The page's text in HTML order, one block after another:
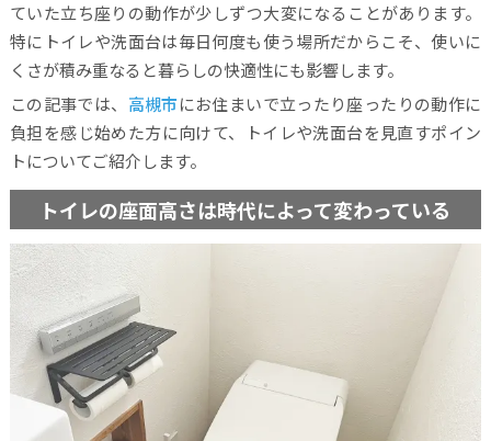
ていた立ち座りの動作が少しずつ大変になることがあります。
特にトイレや洗面台は毎日何度も使う場所だからこそ、使いに
くさが積み重なると暮らしの快適性にも影響します。
この記事では、 高槻市にお住まいで立ったり座ったりの動作に
負担を感じ始めた方に向けて、トイレや洗面台を見直すポイン
トについてご紹介します。
トイレの座面高さは時代によって変わっている